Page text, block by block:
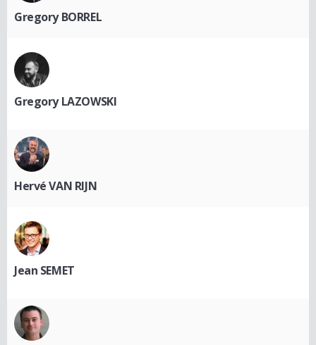
Gregory BORREL
Gregory LAZOWSKI
Hervé VAN RIJN
Jean SEMET